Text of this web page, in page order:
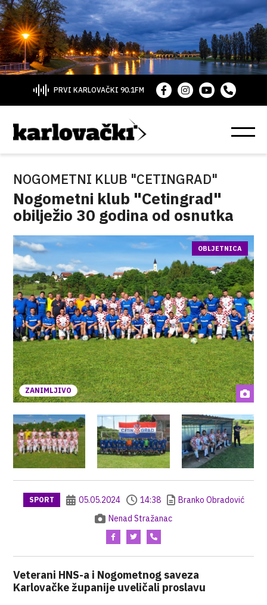
PRVI KARLOVAČKI 90.1FM
NOGOMETNI KLUB "CETINGRAD"
Nogometni klub "Cetingrad"
obilježio 30 godina od osnutka
ZANIMLJIVO
OBLJETNICA
SPORT 05.05.2024 14:38
Branko Obradović
Nenad Stražanac
Veterani HNS-a i Nogometnog saveza
Karlovačke županije uveličali proslavu